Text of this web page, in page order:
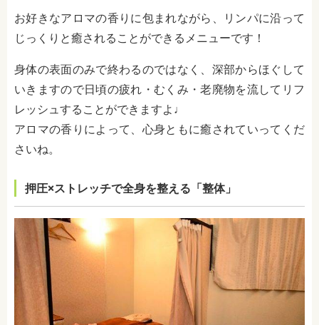
お好きなアロマの香りに包まれながら、リンパに沿って
じっくりと癒されることができるメニューです！
身体の表面のみで終わるのではなく、深部からほぐして
いきますので日頃の疲れ・むくみ・老廃物を流してリフ
レッシュすることができますよ♩
アロマの香りによって、心身ともに癒されていってくだ
さいね。
押圧×ストレッチで全身を整える「整体」